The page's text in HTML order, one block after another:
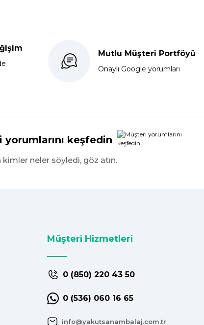
Mutlu Müşteri Portföyü
Onaylı Google yorumları
yorumlarını keşfedin
kimler neler söyledi, göz atın.
Müşteri Hizmetleri
0 (850) 220 43 50
0 (536) 060 16 65
info@yakutsanambalaj.com.tr